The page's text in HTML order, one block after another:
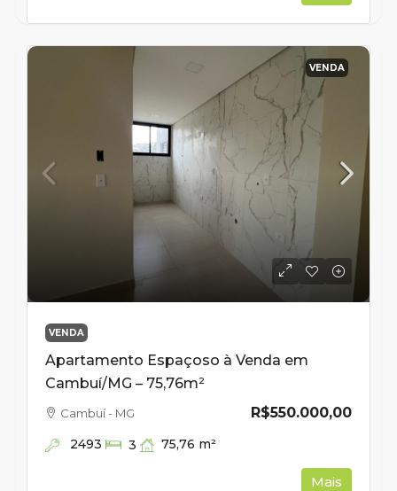
VENDA
VENDA
Apartamento Espaçoso à Venda em
Cambuí/MG – 75,76m²
R$550.000,00
Cambuí - MG
2493 3 75,76 m²
Mais